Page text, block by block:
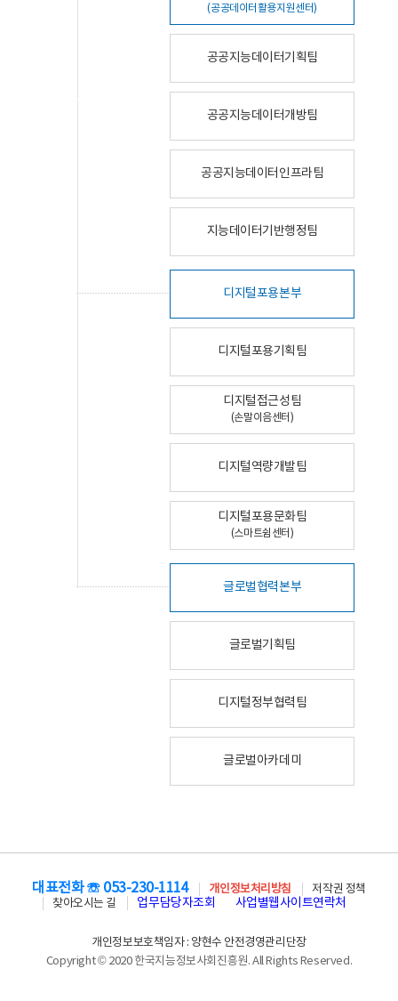
(공공데이터활용지원센터)
공공지능데이터기획팀
공공지능데이터개방팀
공공지능데이터인프라팀
지능데이터기반행정팀
디지털포용본부
디지털포용기획팀
디지털접근성팀
(손말이음센터)
디지털역량개발팀
디지털포용문화팀
(스마트쉼센터)
글로벌협력본부
글로벌기획팀
디지털정부협력팀
글로벌아카데미
대표전화 ☏ 053-230-1114 개인정보처리방침
저작권 정책
찾아오시는 길
업무담당자조회 사업별웹사이트연락처
개인정보보호책임자 : 양현수 안전경영관리단장
Copyright © 2020 한국지능정보사회진흥원. All Rights Reserved.